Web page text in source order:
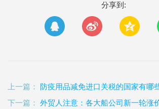
分享到:
上一篇： 防疫用品减免进口关税的国家有哪
下一篇： 外贸人注意：各大船公司新一轮涨